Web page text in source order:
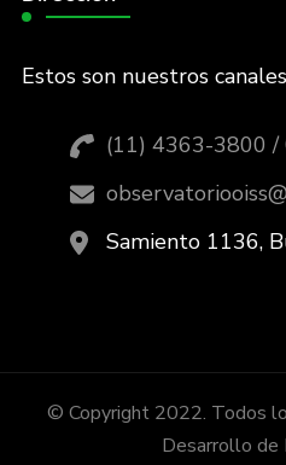
Estos son nuestros
(11) 4363-3800
Samiento 1136,
© Copyright 2022. Todos
Desarrollo de